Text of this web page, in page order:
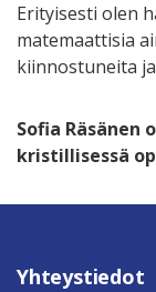
Erityisesti olen
matemaattisia
kiinnostuneita
Sofia Räsänen
kristillisessä
Yhteystiedot